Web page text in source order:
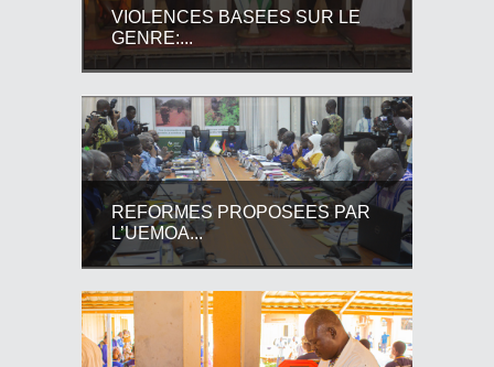
VIOLENCES BASEES SUR LE
GENRE:...
REFORMES PROPOSEES PAR
L’UEMOA...